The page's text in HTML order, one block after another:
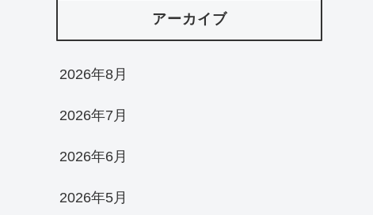
アーカイブ
2026年8月
2026年7月
2026年6月
2026年5月